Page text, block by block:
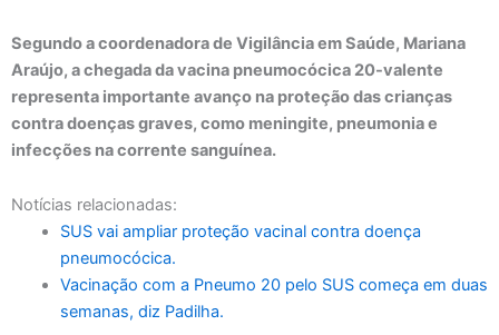
Segundo a coordenadora de Vigilância em Saúde, Mariana
Araújo, a chegada da vacina pneumocócica 20-valente
representa importante avanço na proteção das crianças
contra doenças graves, como meningite, pneumonia e
infecções na corrente sanguínea.
Notícias relacionadas:
SUS vai ampliar proteção vacinal contra doença
pneumocócica.
Vacinação com a Pneumo 20 pelo SUS começa em duas
semanas, diz Padilha.